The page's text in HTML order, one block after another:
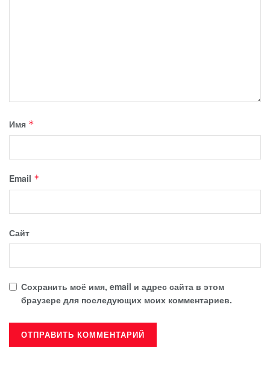
Имя *
Email *
Сайт
Сохранить моё имя, email и адрес сайта в этом
браузере для последующих моих комментариев.